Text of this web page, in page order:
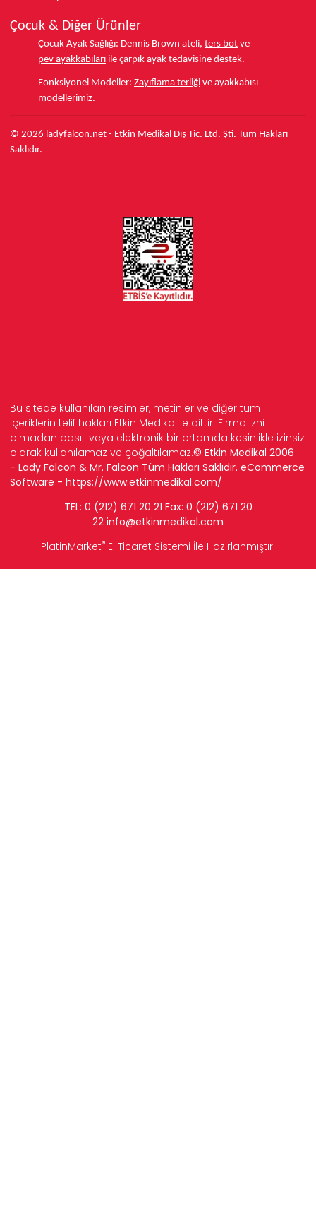
Çocuk & Diğer Ürünler
Çocuk Ayak Sağlığı: Dennis Brown ateli, ters bot ve
pev ayakkabıları ile çarpık ayak tedavisine destek.
Fonksiyonel Modeller: Zayıflama terliği ve ayakkabısı
modellerimiz.
© 2026 ladyfalcon.net - Etkin Medikal Dış Tic. Ltd. Şti. Tüm Hakları
Saklıdır.
Bu sitede kullanılan resimler, metinler ve diğer tüm
içeriklerin telif hakları Etkin Medikal' e aittir. Firma izni
olmadan basılı veya elektronik bir ortamda kesinlikle izinsiz
olarak kullanılamaz ve çoğaltılamaz.© Etkin Medikal 2006
- Lady Falcon & Mr. Falcon Tüm Hakları Saklıdır. eCommerce
Software - https://www.etkinmedikal.com/
TEL: 0 (212) 671 20 21 Fax: 0 (212) 671 20
22 info@etkinmedikal.com
PlatinMarket® E-Ticaret Sistemi İle Hazırlanmıştır.